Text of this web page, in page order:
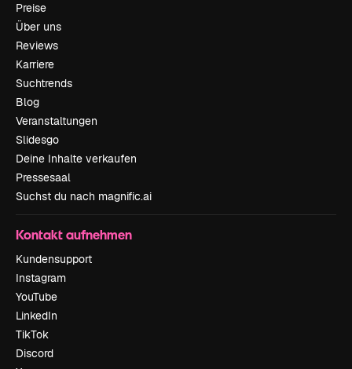
Preise
Über uns
Reviews
Karriere
Suchtrends
Blog
Veranstaltungen
Slidesgo
Deine Inhalte verkaufen
Pressesaal
Suchst du nach magnific.ai
Kontakt aufnehmen
Kundensupport
Instagram
YouTube
LinkedIn
TikTok
Discord